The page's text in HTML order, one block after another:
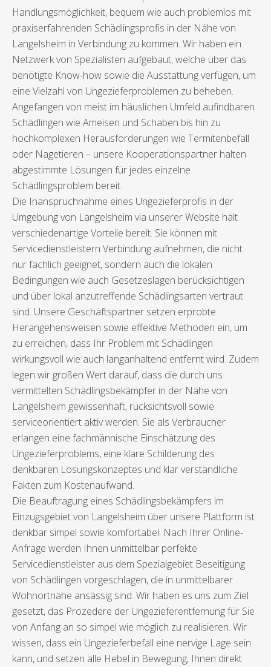
Handlungsmöglichkeit, bequem wie auch problemlos mit
praxiserfahrenden Schädlingsprofis in der Nähe von
Langelsheim in Verbindung zu kommen. Wir haben ein
Netzwerk von Spezialisten aufgebaut, welche über das
benötigte Know-how sowie die Ausstattung verfügen, um
eine Vielzahl von Ungezieferproblemen zu beheben.
Angefangen von meist im häuslichen Umfeld aufindbaren
Schädlingen wie Ameisen und Schaben bis hin zu
hochkomplexen Herausforderungen wie Termitenbefall
oder Nagetieren – unsere Kooperationspartner halten
abgestimmte Lösungen für jedes einzelne
Schädlingsproblem bereit.
Die Inanspruchnahme eines Ungezieferprofis in der
Umgebung von Langelsheim via unserer Website hält
verschiedenartige Vorteile bereit. Sie können mit
Servicedienstleistern Verbindung aufnehmen, die nicht
nur fachlich geeignet, sondern auch die lokalen
Bedingungen wie auch Gesetzeslagen berücksichtigen
und über lokal anzutreffende Schädlingsarten vertraut
sind. Unsere Geschäftspartner setzen erprobte
Herangehensweisen sowie effektive Methoden ein, um
zu erreichen, dass Ihr Problem mit Schädlingen
wirkungsvoll wie auch langanhaltend entfernt wird. Zudem
legen wir großen Wert darauf, dass die durch uns
vermittelten Schädlingsbekämpfer in der Nähe von
Langelsheim gewissenhaft, rücksichtsvoll sowie
serviceorientiert aktiv werden. Sie als Verbraucher
erlangen eine fachmännische Einschätzung des
Ungezieferproblems, eine klare Schilderung des
denkbaren Lösungskonzeptes und klar verständliche
Fakten zum Kostenaufwand.
Die Beauftragung eines Schädlingsbekämpfers im
Einzugsgebiet von Langelsheim über unsere Plattform ist
denkbar simpel sowie komfortabel. Nach Ihrer Online-
Anfrage werden Ihnen unmittelbar perfekte
Servicedienstleister aus dem Spezialgebiet Beseitigung
von Schädlingen vorgeschlagen, die in unmittelbarer
Wohnortnähe ansässig sind. Wir haben es uns zum Ziel
gesetzt, das Prozedere der Ungezieferentfernung für Sie
von Anfang an so simpel wie möglich zu realisieren. Wir
wissen, dass ein Ungezieferbefall eine nervige Lage sein
kann, und setzen alle Hebel in Bewegung, Ihnen direkt